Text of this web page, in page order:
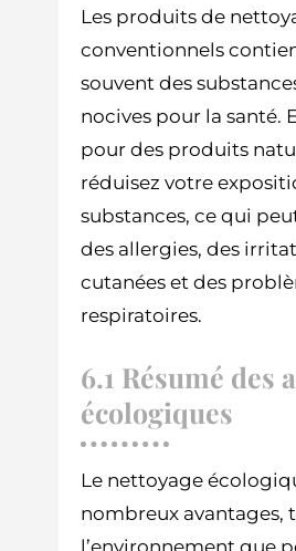
Les produits de
conventionnels
souvent des
nocives pour la santé.
pour des produits
réduisez votre
substances, ce qui
des allergies, des
cutanées et des
respiratoires.
6.1 Résumé des
écologiques
Le nettoyage
nombreux avantages,
l’environnement que